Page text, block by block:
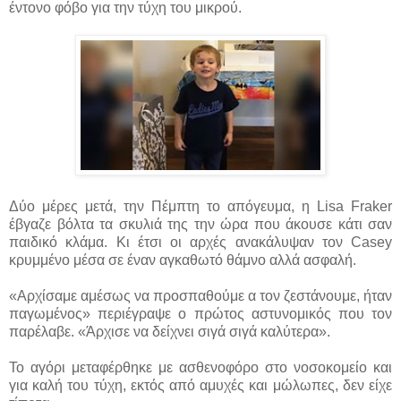
έντονο φόβο για την τύχη του μικρού.
Δύο μέρες μετά, την Πέμπτη το απόγευμα, η Lisa Fraker
έβγαζε βόλτα τα σκυλιά της την ώρα που άκουσε κάτι σαν
παιδικό κλάμα. Κι έτσι οι αρχές ανακάλυψαν τον Casey
κρυμμένο μέσα σε έναν αγκαθωτό θάμνο αλλά ασφαλή.
«Αρχίσαμε αμέσως να προσπαθούμε α τον ζεστάνουμε, ήταν
παγωμένος» περιέγραψε ο πρώτος αστυνομικός που τον
παρέλαβε. «Άρχισε να δείχνει σιγά σιγά καλύτερα».
Το αγόρι μεταφέρθηκε με ασθενοφόρο στο νοσοκομείο και
για καλή του τύχη, εκτός από αμυχές και μώλωπες, δεν είχε